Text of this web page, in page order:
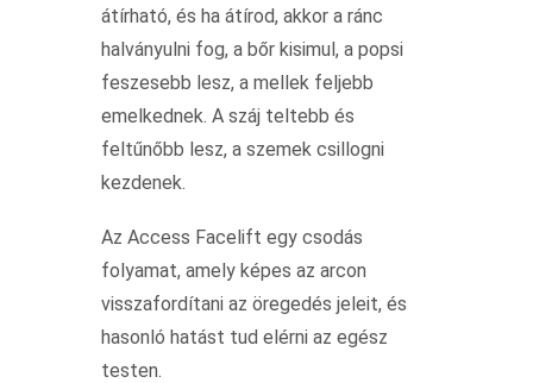
átírható, és ha átírod, akkor a ránc
halványulni fog, a bőr kisimul, a popsi
feszesebb lesz, a mellek feljebb
emelkednek. A száj teltebb és
feltűnőbb lesz, a szemek csillogni
kezdenek.
Az Access Facelift egy csodás
folyamat, amely képes az arcon
visszafordítani az öregedés jeleit, és
hasonló hatást tud elérni az egész
testen.